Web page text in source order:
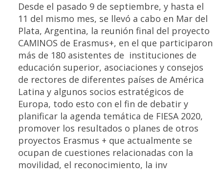
Desde el pasado 9 de septiembre, y hasta el
11 del mismo mes, se llevó a cabo en Mar del
Plata, Argentina, la reunión final del proyecto
CAMINOS de Erasmus+, en el que participaron
más de 180 asistentes de instituciones de
educación superior, asociaciones y consejos
de rectores de diferentes países de América
Latina y algunos socios estratégicos de
Europa, todo esto con el fin de debatir y
planificar la agenda temática de FIESA 2020,
promover los resultados o planes de otros
proyectos Erasmus + que actualmente se
ocupan de cuestiones relacionadas con la
movilidad, el reconocimiento, la inv